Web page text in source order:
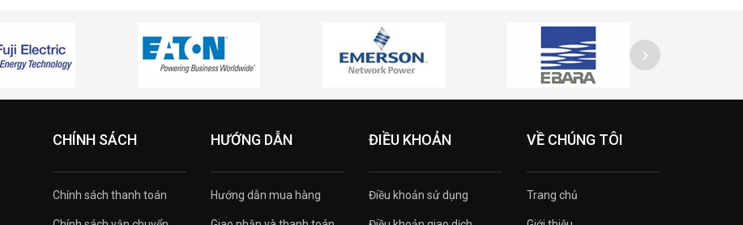
CHÍNH SÁCH
Chính sách thanh toán
HƯỚNG DẪN
Hướng dẫn mua hàng
ĐIỀU KHOẢN
Điều khoản sử dụng
VỀ CHÚNG TÔI
Trang chủ